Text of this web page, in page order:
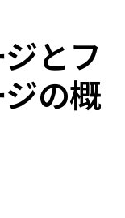
とフ
の概